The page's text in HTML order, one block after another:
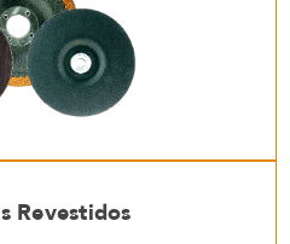
Revestidos